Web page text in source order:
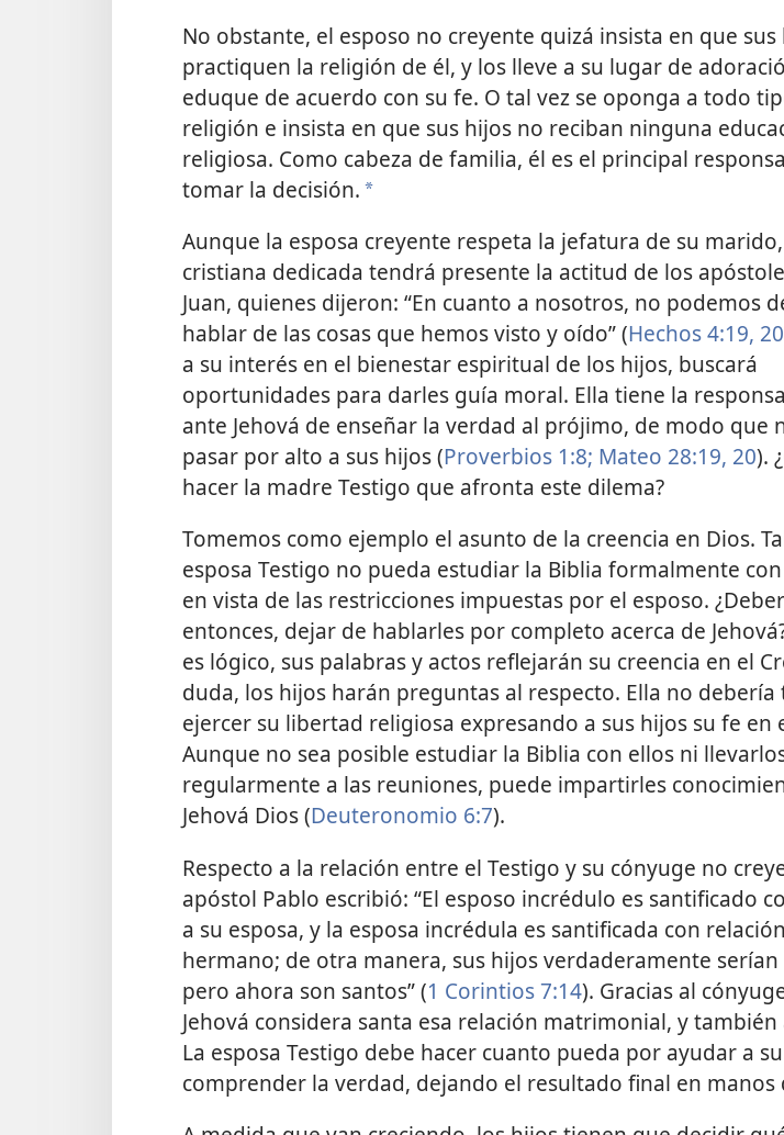
No obstante, el esposo no creyente quizá insista en que sus
practiquen la religión de él, y los lleve a su lugar de
eduque de acuerdo con su fe. O tal vez se oponga a todo
religión e insista en que sus hijos no reciban ninguna
religiosa. Como cabeza de familia, él es el principal
tomar la decisión. *
Aunque la esposa creyente respeta la jefatura de su
cristiana dedicada tendrá presente la actitud de los
Juan, quienes dijeron: “En cuanto a nosotros, no podemos
hablar de las cosas que hemos visto y oído” (Hechos 4:19, 20
a su interés en el bienestar espiritual de los hijos, buscará
oportunidades para darles guía moral. Ella tiene la
ante Jehová de enseñar la verdad al prójimo, de modo que
pasar por alto a sus hijos (Proverbios 1:8; Mateo 28:19, 20).
hacer la madre Testigo que afronta este dilema?
Tomemos como ejemplo el asunto de la creencia en Dios.
esposa Testigo no pueda estudiar la Biblia formalmente
en vista de las restricciones impuestas por el esposo.
entonces, dejar de hablarles por completo acerca de
es lógico, sus palabras y actos reflejarán su creencia en el
duda, los hijos harán preguntas al respecto. Ella no
ejercer su libertad religiosa expresando a sus hijos su fe en
Aunque no sea posible estudiar la Biblia con ellos ni
regularmente a las reuniones, puede impartirles
Jehová Dios (Deuteronomio 6:7).
Respecto a la relación entre el Testigo y su cónyuge no
apóstol Pablo escribió: “El esposo incrédulo es santificado
a su esposa, y la esposa incrédula es santificada con
hermano; de otra manera, sus hijos verdaderamente
pero ahora son santos” (1 Corintios 7:14). Gracias al
Jehová considera santa esa relación matrimonial, y también
La esposa Testigo debe hacer cuanto pueda por ayudar a
comprender la verdad, dejando el resultado final en manos